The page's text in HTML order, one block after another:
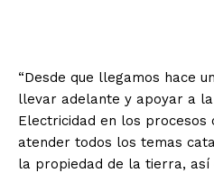
“Desde que llegamos hace
llevar adelante y apoyar a la
Electricidad en los procesos
atender todos los temas
la propiedad de la tierra,